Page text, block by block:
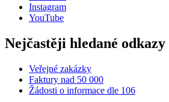
Instagram
YouTube
Nejčastěji hledané odkazy
Veřejné zakázky
Faktury nad 50 000
Žádosti o informace dle 106